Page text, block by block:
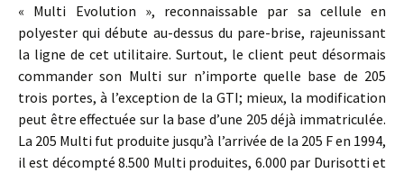
« Multi Evolution », reconnaissable par sa cellule en
polyester qui débute au-dessus du pare-brise, rajeunissant
la ligne de cet utilitaire. Surtout, le client peut désormais
commander son Multi sur n’importe quelle base de 205
trois portes, à l’exception de la GTI; mieux, la modification
peut être effectuée sur la base d’une 205 déjà immatriculée.
La 205 Multi fut produite jusqu’à l’arrivée de la 205 F en 1994,
il est décompté 8.500 Multi produites, 6.000 par Durisotti et